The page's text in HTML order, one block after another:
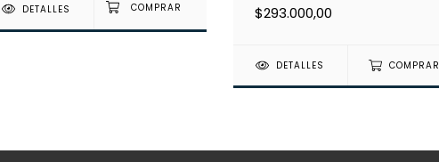
DETALLES $293.000,00
DETALLES COMPRAR